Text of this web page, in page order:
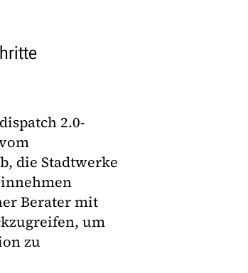
2.0-
die Stadtwerke
Berater mit
um
zu